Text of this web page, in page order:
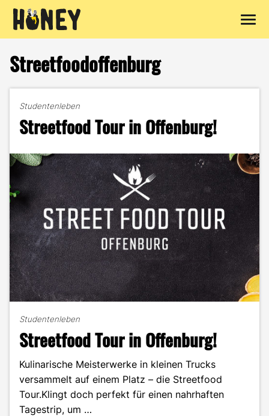
Inhalt
springen
Streetfoodoffenburg
Studentenleben
Streetfood Tour in Offenburg!
Studentenleben
Streetfood Tour in Offenburg!
Kulinarische Meisterwerke in kleinen Trucks
versammelt auf einem Platz – die Streetfood
Tour.Klingt doch perfekt für einen nahrhaften
Tagestrip, um …